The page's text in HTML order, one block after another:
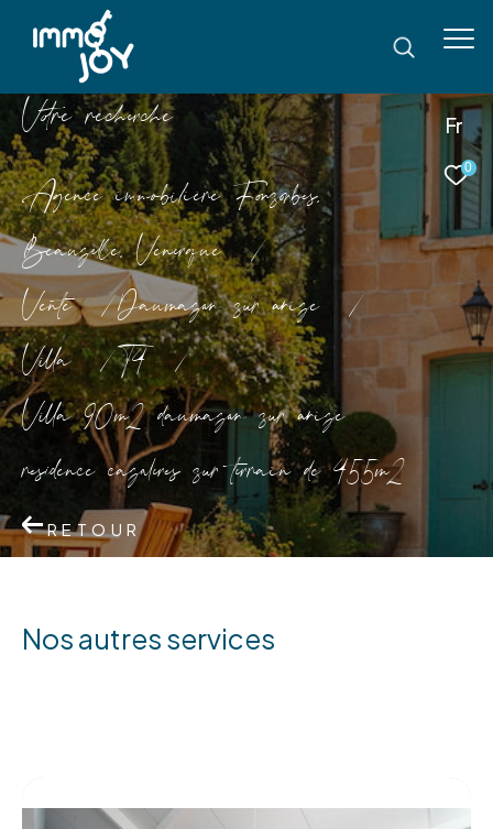
Fr
0
Vore recece
Agence immobilière Fonsorbes,
Beauzelle, Venerque
Vente
Daumazan sur arize
Villa
T4
Villa 90m2 daumazan sur arize
residence cazaleres sur terrain de 455m2
RETOUR
nos autres services